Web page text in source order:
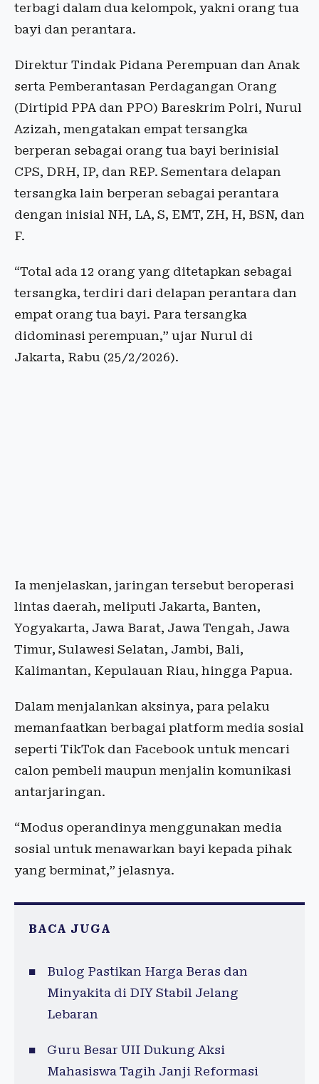
terbagi dalam dua kelompok, yakni orang tua
bayi dan perantara.
Direktur Tindak Pidana Perempuan dan Anak
serta Pemberantasan Perdagangan Orang
(Dirtipid PPA dan PPO) Bareskrim Polri, Nurul
Azizah, mengatakan empat tersangka
berperan sebagai orang tua bayi berinisial
CPS, DRH, IP, dan REP. Sementara delapan
tersangka lain berperan sebagai perantara
dengan inisial NH, LA, S, EMT, ZH, H, BSN, dan
F.
“Total ada 12 orang yang ditetapkan sebagai
tersangka, terdiri dari delapan perantara dan
empat orang tua bayi. Para tersangka
didominasi perempuan,” ujar Nurul di
Jakarta, Rabu (25/2/2026).
Ia menjelaskan, jaringan tersebut beroperasi
lintas daerah, meliputi Jakarta, Banten,
Yogyakarta, Jawa Barat, Jawa Tengah, Jawa
Timur, Sulawesi Selatan, Jambi, Bali,
Kalimantan, Kepulauan Riau, hingga Papua.
Dalam menjalankan aksinya, para pelaku
memanfaatkan berbagai platform media sosial
seperti TikTok dan Facebook untuk mencari
calon pembeli maupun menjalin komunikasi
antarjaringan.
“Modus operandinya menggunakan media
sosial untuk menawarkan bayi kepada pihak
yang berminat,” jelasnya.
BACA JUGA
Bulog Pastikan Harga Beras dan
Minyakita di DIY Stabil Jelang
Lebaran
Guru Besar UII Dukung Aksi
Mahasiswa Tagih Janji Reformasi